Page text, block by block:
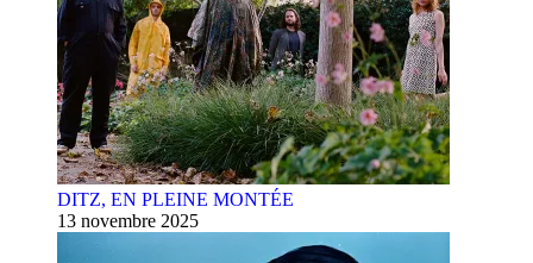
DITZ, EN PLEINE MONTÉE
13 novembre 2025